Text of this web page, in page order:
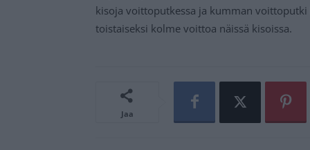
kisoja voittoputkessa ja kumman
toistaiseksi kolme voittoa näissä kisoissa.
Jaa